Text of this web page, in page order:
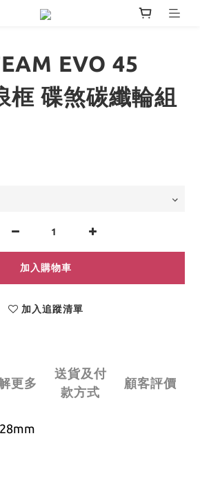
EVO 45
框 碟煞碳纖輪組
加入購物車
加入追蹤清單
更多
送貨及付
款方式
顧客評價